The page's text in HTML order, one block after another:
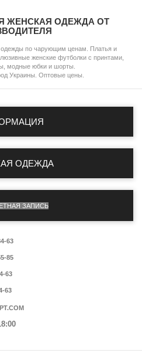
ЖЕНСКАЯ ОДЕЖДА ОТ
одежды по чарующим ценам. Платья и
женские футболки с принтами,
модные юбки и шорты.
Украины. Оптовые цены.
ОДЕЖДА
ЗАПИСЬ
63
85
63
63